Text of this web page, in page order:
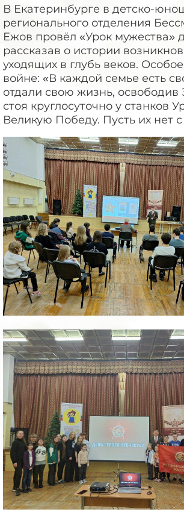
В Екатеринбурге в детско-
регионального отделения
Ежов провёл «Урок мужества»
рассказав о истории
уходящих в глубь веков.
войне: «В каждой семье есть
отдали свою жизнь,
стоя круглосуточно у
Великую Победу. Пусть их